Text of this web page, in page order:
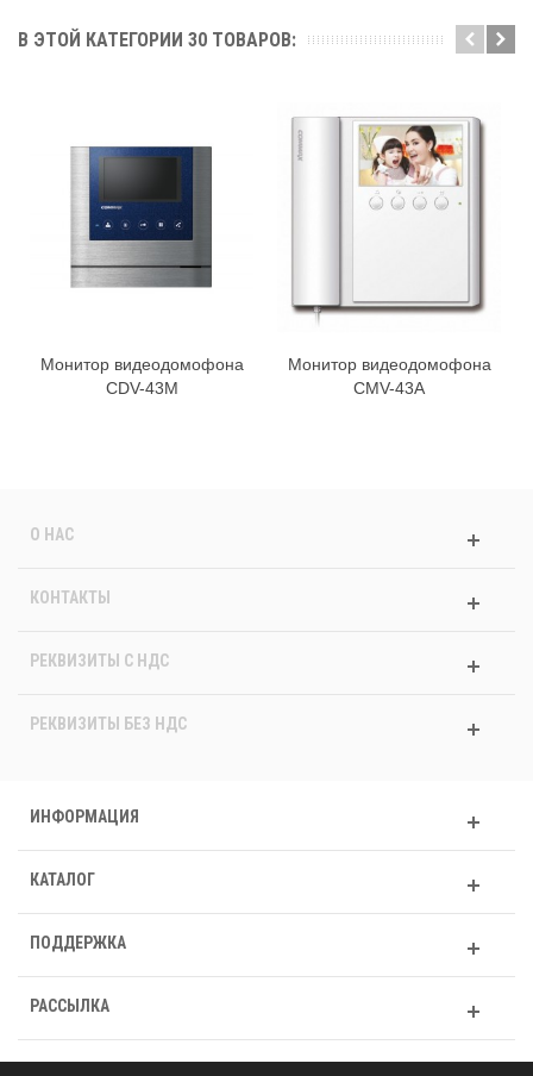
В ЭТОЙ КАТЕГОРИИ 30 ТОВАРОВ:
Монитор видеодомофона
CDV-43M
Монитор видеодомофона
CMV-43A
О НАС
КОНТАКТЫ
РЕКВИЗИТЫ C НДС
РЕКВИЗИТЫ БЕЗ НДС
ИНФОРМАЦИЯ
КАТАЛОГ
ПОДДЕРЖКА
РАССЫЛКА